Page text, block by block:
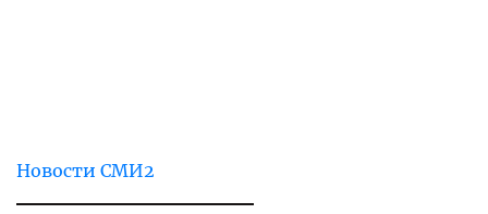
Новости СМИ2